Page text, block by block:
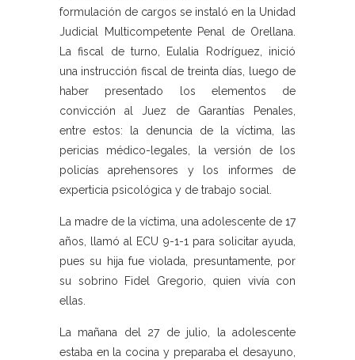
formulación de cargos se instaló en la Unidad
Judicial Multicompetente Penal de Orellana.
La fiscal de turno, Eulalia Rodríguez, inició
una instrucción fiscal de treinta días, luego de
haber presentado los elementos de
convicción al Juez de Garantías Penales,
entre estos: la denuncia de la víctima, las
pericias médico-legales, la versión de los
policías aprehensores y los informes de
experticia psicológica y de trabajo social.
La madre de la víctima, una adolescente de 17
años, llamó al ECU 9-1-1 para solicitar ayuda,
pues su hija fue violada, presuntamente, por
su sobrino Fidel Gregorio, quien vivía con
ellas.
La mañana del 27 de julio, la adolescente
estaba en la cocina y preparaba el desayuno,